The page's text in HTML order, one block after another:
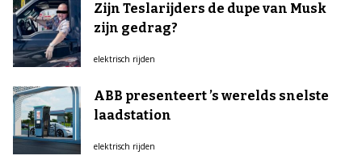
Zijn Teslarijders de dupe van Musk
zijn gedrag?
elektrisch rijden
ABB presenteert ’s werelds snelste
laadstation
elektrisch rijden